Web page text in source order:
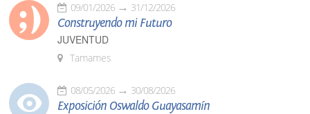
09/01/2026 31/12/2026
Construyendo mi Futuro
JUVENTUD
Tamames
08/05/2026 30/08/2026
Exposición Oswaldo Guayasamín